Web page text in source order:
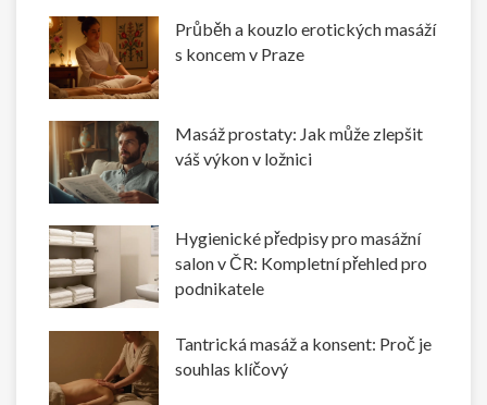
Průběh a kouzlo erotických masáží
s koncem v Praze
Masáž prostaty: Jak může zlepšit
váš výkon v ložnici
Hygienické předpisy pro masážní
salon v ČR: Kompletní přehled pro
podnikatele
Tantrická masáž a konsent: Proč je
souhlas klíčový